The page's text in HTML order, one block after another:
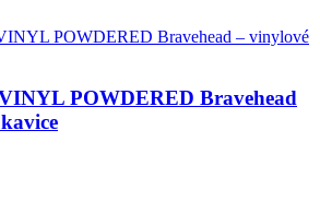
POWDERED Bravehead